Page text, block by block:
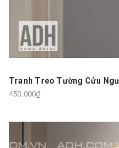
Tranh Treo Tường Cửu
450.000₫